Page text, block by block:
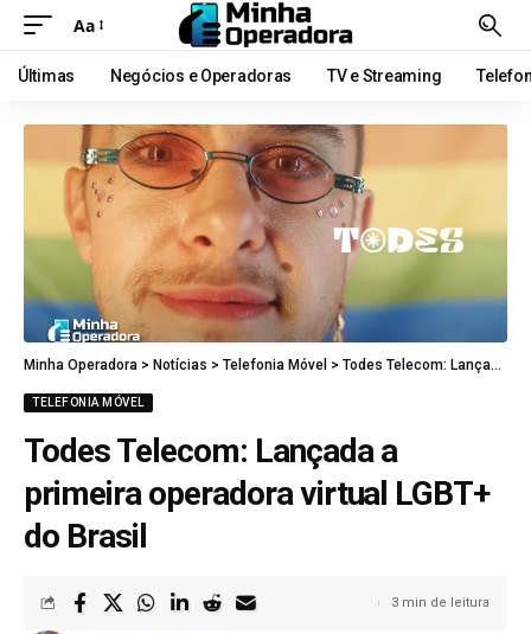
Aa
Últimas Negócios e Operadoras TV e Streaming
Minha Operadora > Notícias > Telefonia Móvel > Todes Telecom: Lançada a primeira operadora virtual LGBT+ do Brasil
TELEFONIA MÓVEL
Todes Telecom: Lançada a
primeira operadora virtual LGBT+
do Brasil
3 min de leitura